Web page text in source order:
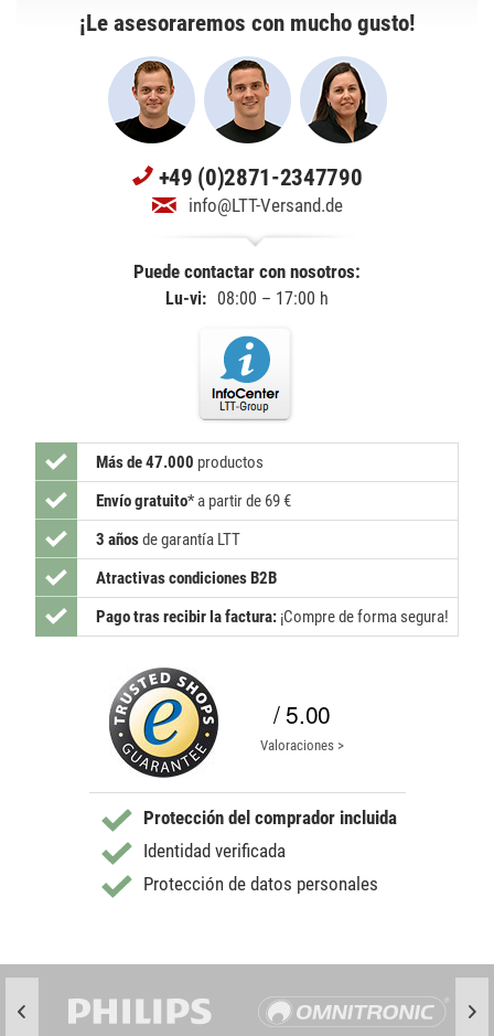
¡Le asesoraremos con mucho gusto!
+49 (0)2871-2347790
info@LTT-Versand.de
Puede contactar con nosotros:
Lu-vi: 08:00 – 17:00 h
Más de 47.000 productos
Envío gratuito* a partir de 69 €
3 añosde garantía LTT
Atractivas condiciones B2B
Pago tras recibir la factura: ¡Compre de forma segura!
/ 5.00
Valoraciones >
Protección del comprador incluida
Identidad verificada
Protección de datos personales